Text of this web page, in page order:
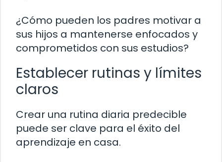
¿Cómo pueden los padres motivar a
sus hijos a mantenerse enfocados y
comprometidos con sus estudios?
Establecer rutinas y límites
claros
Crear una rutina diaria predecible
puede ser clave para el éxito del
aprendizaje en casa.